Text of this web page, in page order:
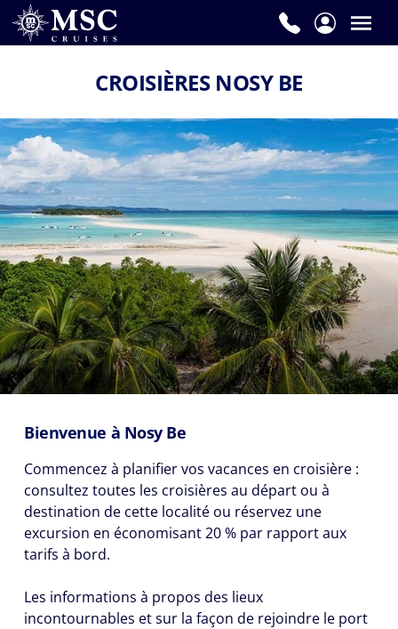
CROISIÈRES NOSY BE
Bienvenue à Nosy Be
Commencez à planifier vos vacances en croisière :
consultez toutes les croisières au départ ou à
destination de cette localité ou réservez une
excursion en économisant 20 % par rapport aux
tarifs à bord.
Les informations à propos des lieux
incontournables et sur la façon de rejoindre le port